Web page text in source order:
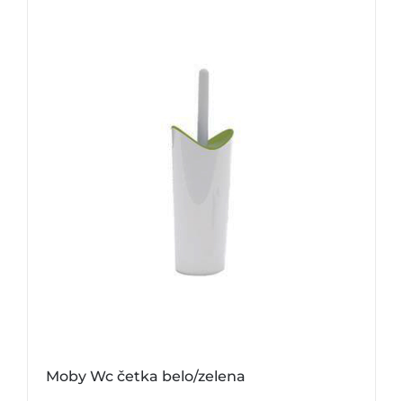
Moby Wc četka belo/zelena